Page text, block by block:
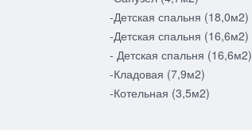
-Детская спальня (18,0м2)
-Детская спальня (16,6м2)
- Детская спальня (16,6м2)
-Кладовая (7,9м2)
-Котельная (3,5м2)